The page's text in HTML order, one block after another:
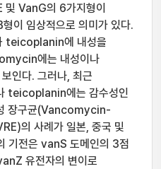
VanG의 6가지형이
이 임상적으로 의미가 있다.
teicoplanin에 내성을
에는 내성이나
인다. 그러나, 최근
teicoplanin에는 감수성인
장구균(Vancomycin-
의 사례가 일본, 중국 및
기전은 vanS 도메인의 3점
유전자의 변이로